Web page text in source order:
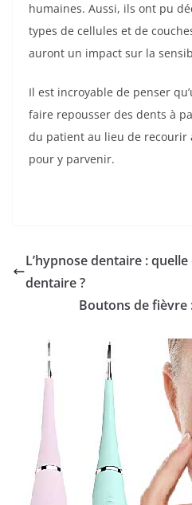
humaines. Aussi, ils ont pu
types de cellules et de
auront un impact sur la
Il est incroyable de penser
faire repousser des dents à
du patient au lieu de recourir
pour y parvenir.
L’hypnose dentaire :
dentaire ?
Boutons de fièvre